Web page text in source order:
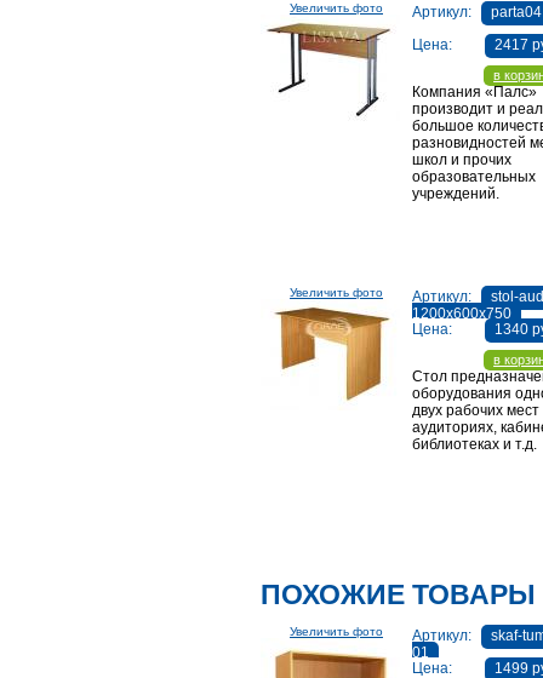
Увеличить фото Артикул:
parta04
Цена:
2417
в
Компания «Палс»
производит и
большое
разновидностей
школ и прочих
образовательных
учреждений.
Увеличить фото Артикул:
stol-
1200х600х750
Цена:
1340
в
Стол
оборудования
двух рабочих мест
аудиториях,
библиотеках и т.д.
ПОХОЖИЕ ТОВАРЫ
Увеличить фото Артикул:
skaf-
01
Цена:
1499